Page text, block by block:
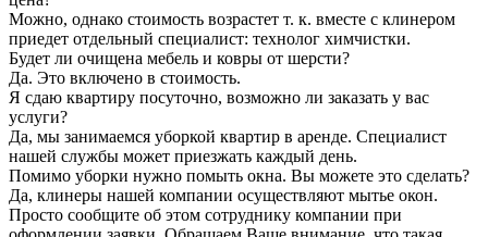
Можно, однако стоимость возрастет т. к. вместе с клинером
приедет отдельный специалист: технолог химчистки.
Будет ли очищена мебель и ковры от шерсти?
Да. Это включено в стоимость.
Я сдаю квартиру посуточно, возможно ли заказать у вас
услуги?
Да, мы занимаемся уборкой квартир в аренде. Специалист
нашей службы может приезжать каждый день.
Помимо уборки нужно помыть окна. Вы можете это сделать?
Да, клинеры нашей компании осуществляют мытье окон.
Просто сообщите об этом сотруднику компании при